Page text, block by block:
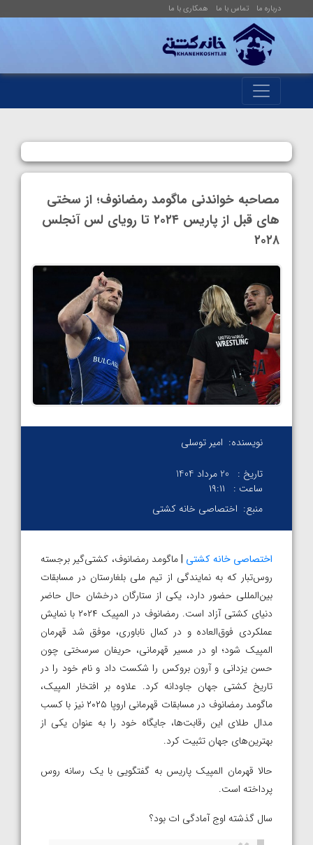
درباره ما تماس با ما همکاری با ما
مصاحبه خواندنی ماگومد رمضانوف؛ از سختی
های قبل از پاریس ۲۰۲۴ تا رویای لس آنجلس
۲۰۲۸
نویسنده: امیر توسلی
تاریخ :
20 مرداد 1404
ساعت :
۱۹:۱۱
منبع: اختصاصی خانه کشتی
اختصاصی خانه کشتی |ماگومد رمضانوف، کشتی‌گیر برجسته
روس‌تبار که به نمایندگی از تیم ملی بلغارستان در مسابقات
بین‌المللی حضور دارد، یکی از ستارگان درخشان حال حاضر
دنیای کشتی آزاد است. رمضانوف در المپیک ۲۰۲۴ با نمایش
عملکردی فوق‌العاده و در کمال ناباوری، موفق شد قهرمان
المپیک شود؛ او در مسیر قهرمانی، حریفان سرسختی چون
حسن یزدانی و آرون بروکس را شکست داد و نام خود را در
تاریخ کشتی جهان جاودانه کرد. علاوه بر افتخار المپیک،
ماگومد رمضانوف در مسابقات قهرمانی اروپا ۲۰۲۵ نیز با کسب
مدال طلای این رقابت‌ها، جایگاه خود را به عنوان یکی از
بهترین‌های جهان تثبیت کرد.
حالا قهرمان المپیک پاریس به گفتگویی با یک رسانه روس
پرداخته است.
سال گذشته اوج آمادگی ات بود؟